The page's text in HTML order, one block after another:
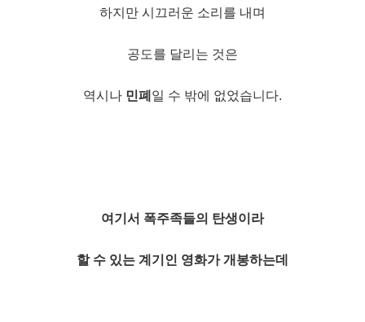
하지만 시끄러운 소리를 내며
공도를 달리는 것은
역시나 민폐 일 수 밖에 없었습니다.
여기서 폭주족들의 탄생이라
할 수 있는 계기인 영화가 개봉하는데